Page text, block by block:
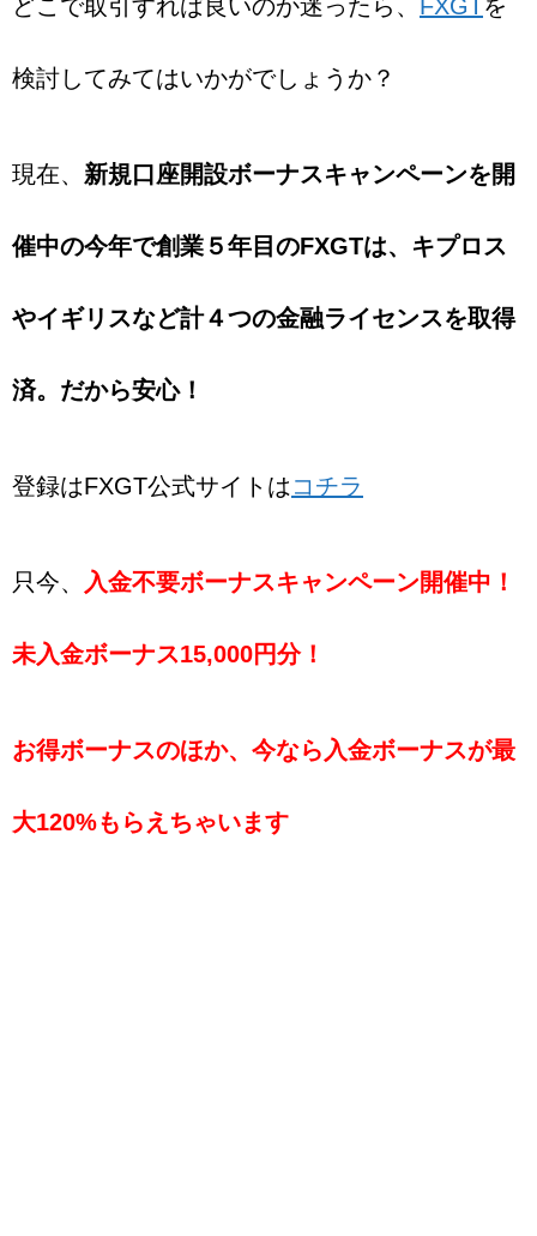
どこで取引すれば良いのか迷ったら、 FXGT を
検討してみてはいかがでしょうか？
現在、 新規口座開設ボーナスキャンペーンを開
催中の今年で創業５年目のFXGTは、 キプロス
やイギリスなど計４つの金融ライセンスを取得
済。 だから安心！
登録はFXGT公式サイトは コチラ
只今、 入金不要ボーナスキャンペーン開催中！
未入金ボーナス15,000円分！
お得ボーナスのほか、今なら入金ボーナスが最
大120%もらえちゃいます